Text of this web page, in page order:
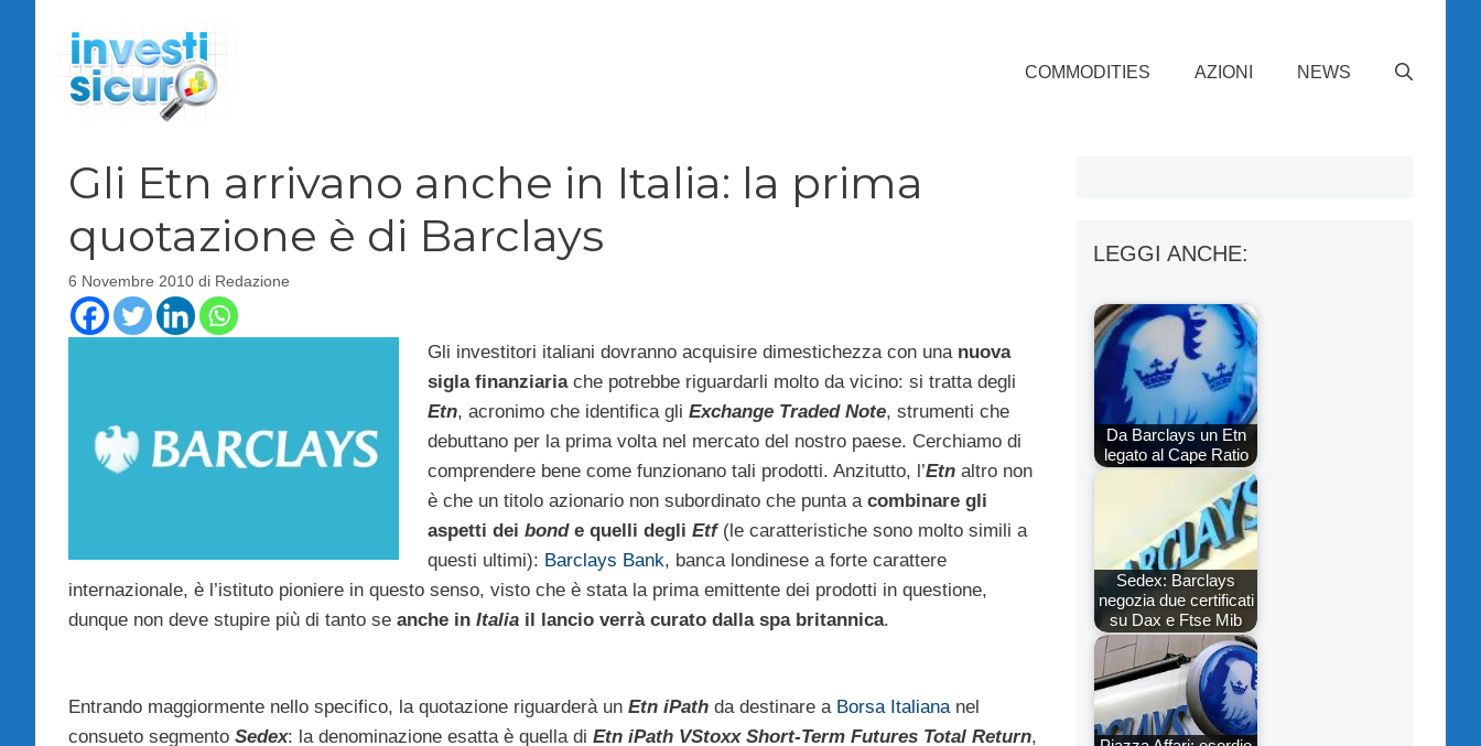
contenuto
COMMODITIES AZIONI NEWS
Gli Etn arrivano anche in Italia: la prima
quotazione è di Barclays
6 Novembre 2010 di Redazione
Gli investitori italiani dovranno acquisire dimestichezza con una nuova
sigla finanziariache potrebbe riguardarli molto da vicino: si tratta degli
Etn, acronimo che identifica gli Exchange Traded Note, strumenti che
debuttano per la prima volta nel mercato del nostro paese. Cerchiamo di
comprendere bene come funzionano tali prodotti. Anzitutto, l’Etnaltro non
è che un titolo azionario non subordinato che punta a combinare gli
aspetti dei bonde quelli degli Etf(le caratteristiche sono molto simili a
questi ultimi): Barclays Bank, banca londinese a forte carattere
internazionale, è l’istituto pioniere in questo senso, visto che è stata la prima emittente dei prodotti in questione,
dunque non deve stupire più di tanto se anche in Italia il lancio verrà curato dalla spa britannica.
Entrando maggiormente nello specifico, la quotazione riguarderà un Etn iPath da destinare a Borsa Italiananel
consueto segmento Sedex: la denominazione esatta è quella di Etn iPath VStoxx Short-Term Futures Total Return,
LEGGI ANCHE:
Da Barclays un Etn
legato al Cape Ratio
Sedex: Barclays
negozia due certificati
su Dax e Ftse Mib